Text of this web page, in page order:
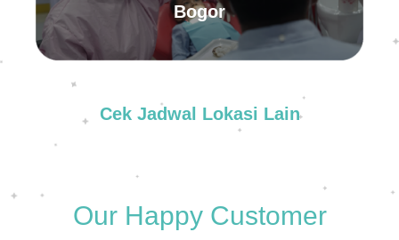
Bogor
Cek Jadwal Lokasi Lain
Our Happy Customer